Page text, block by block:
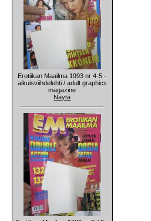
Erotiikan Maailma 1993 nr 4-5 -
aikuisviihdelehti / adult graphics
magazine
Näytä